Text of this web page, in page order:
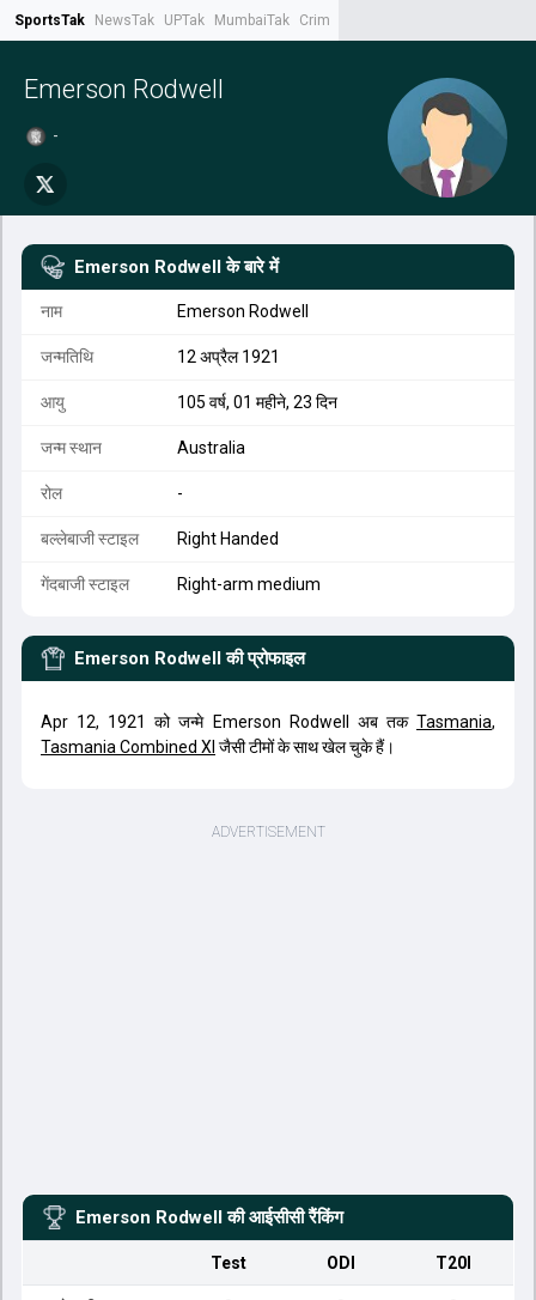
SportsTak NewsTak UPTak MumbaiTak CrimeTak
Emerson Rodwell
-
Emerson Rodwell के बारे में
नाम Emerson Rodwell
जन्मतिथि 12 अप्रैल 1921
आयु 105 वर्ष, 01 महीने, 23 दिन
जन्म स्थान Australia
रोल -
बल्लेबाजी स्टाइल Right Handed
गेंदबाजी स्टाइल Right-arm medium
Emerson Rodwell की प्रोफाइल
Apr 12, 1921 को जन्मे Emerson Rodwell अब तक Tasmania,
Tasmania Combined XI जैसी टीमों के साथ खेल चुके हैं।
Emerson Rodwell की आईसीसी रैंकिंग
Test ODI T20I